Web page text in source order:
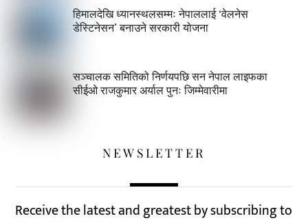
हिमालदेखि ध्यानस्थलसम्मः नेपाललाई ‘वेलनेस
डेस्टिनेसन’ बनाउने सरकारी योजना
सञ्चालक समितिको निर्णयपछि सन नेपाल लाइफका
सीईओ राजकुमार अर्याल पुनः जिम्मेवारीमा
NEWSLETTER
Receive the latest and greatest by subscribing to